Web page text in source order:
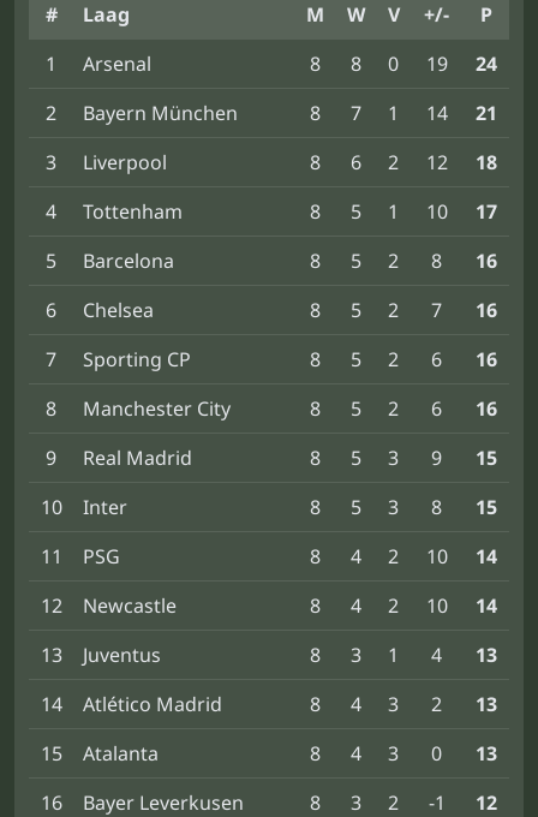
# Laag M W V +/-
P
1
Arsenal 8 8 0 19
24
2
Bayern München 8 7 1 14
21
3
Liverpool 8 6 2 12
18
4
Tottenham 8 5 1 10
17
5
Barcelona 8 5 2 8
16
6
Chelsea 8 5 2 7
16
7
Sporting CP 8 5 2 6
16
8
Manchester City 8 5 2 6
16
9
Real Madrid 8 5 3 9
15
10
Inter 8 5 3 8
15
11
PSG 8 4 2 10
14
12
Newcastle 8 4 2 10
14
13
Juventus 8 3 1 4
13
14
Atlético Madrid 8 4 3 2
13
15
Atalanta 8 4 3 0
13
16
Bayer Leverkusen 8 3 2 -1
12